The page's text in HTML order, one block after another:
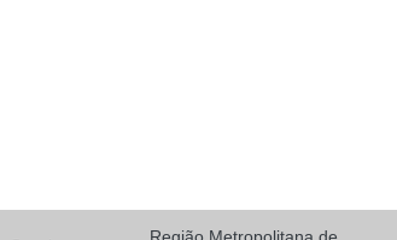
Camisa Manga Longa Masculina